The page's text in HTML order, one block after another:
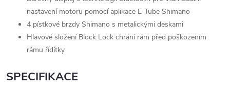
nastavení motoru pomocí aplikace E-Tube Shimano
4 pístkové brzdy Shimano s metalickými deskami
Hlavové složení Block Lock chrání rám před poškozením
rámu řídítky
SPECIFIKACE